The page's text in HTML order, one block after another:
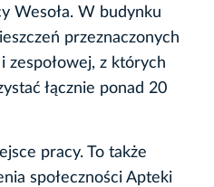
Wesoła. W budynku
przeznaczonych
zespołowej, z których
łącznie ponad 20
pracy. To także
społeczności Apteki